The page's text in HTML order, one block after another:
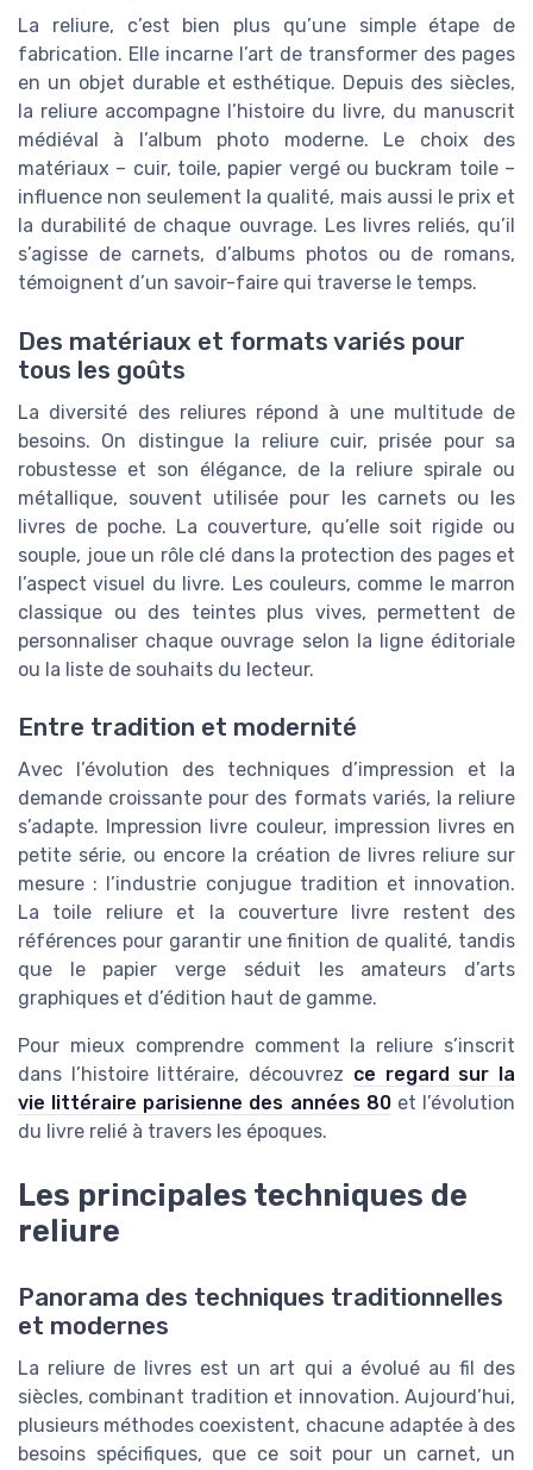
La reliure, c’est bien plus qu’une simple étape de
fabrication. Elle incarne l’art de transformer des pages
en un objet durable et esthétique. Depuis des siècles,
la reliure accompagne l’histoire du livre, du manuscrit
médiéval à l’album photo moderne. Le choix des
matériaux – cuir, toile, papier vergé ou buckram toile –
influence non seulement la qualité, mais aussi le prix et
la durabilité de chaque ouvrage. Les livres reliés, qu’il
s’agisse de carnets, d’albums photos ou de romans,
témoignent d’un savoir-faire qui traverse le temps.
Des matériaux et formats variés pour
tous les goûts
La diversité des reliures répond à une multitude de
besoins. On distingue la reliure cuir, prisée pour sa
robustesse et son élégance, de la reliure spirale ou
métallique, souvent utilisée pour les carnets ou les
livres de poche. La couverture, qu’elle soit rigide ou
souple, joue un rôle clé dans la protection des pages et
l’aspect visuel du livre. Les couleurs, comme le marron
classique ou des teintes plus vives, permettent de
personnaliser chaque ouvrage selon la ligne éditoriale
ou la liste de souhaits du lecteur.
Entre tradition et modernité
Avec l’évolution des techniques d’impression et la
demande croissante pour des formats variés, la reliure
s’adapte. Impression livre couleur, impression livres en
petite série, ou encore la création de livres reliure sur
mesure : l’industrie conjugue tradition et innovation.
La toile reliure et la couverture livre restent des
références pour garantir une finition de qualité, tandis
que le papier verge séduit les amateurs d’arts
graphiques et d’édition haut de gamme.
Pour mieux comprendre comment la reliure s’inscrit
dans l’histoire littéraire, découvrez ce regard sur la
vie littéraire parisienne des années 80et l’évolution
du livre relié à travers les époques.
Les principales techniques de
reliure
Panorama des techniques traditionnelles
et modernes
La reliure de livres est un art qui a évolué au fil des
siècles, combinant tradition et innovation. Aujourd’hui,
plusieurs méthodes coexistent, chacune adaptée à des
besoins spécifiques, que ce soit pour un carnet, un